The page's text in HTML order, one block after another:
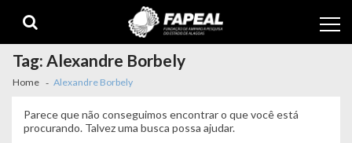
navigation
content
Tag:Alexandre Borbely
Home Alexandre Borbely
Parece que não conseguimos encontrar o que você está
procurando. Talvez uma busca possa ajudar.